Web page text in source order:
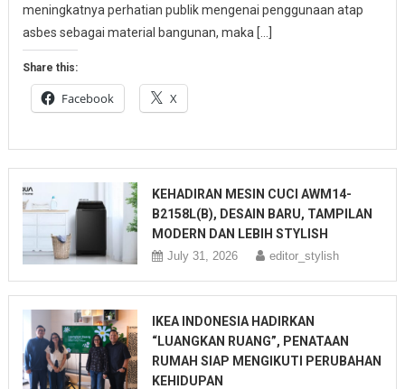
meningkatnya perhatian publik mengenai penggunaan atap
asbes sebagai material bangunan, maka […]
Share this:
Facebook X
KEHADIRAN MESIN CUCI AWM14-
B2158L(B), DESAIN BARU, TAMPILAN
MODERN DAN LEBIH STYLISH
July 31, 2026 editor_stylish
IKEA INDONESIA HADIRKAN
“LUANGKAN RUANG”, PENATAAN
RUMAH SIAP MENGIKUTI PERUBAHAN
KEHIDUPAN